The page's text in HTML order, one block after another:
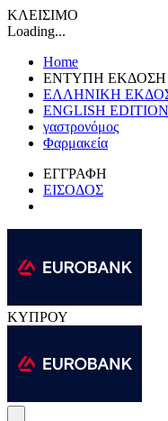
ΚΛΕΙΣΙΜΟ
Loading...
Home
ΕΝΤΥΠΗ ΕΚΔΟΣΗ
ΕΛΛΗΝΙΚΗ
ENGLISH EDITION
γαστρονόμος
Φαρμακεία
ΕΓΓΡΑΦΗ
ΕΙΣΟΔΟΣ
ΚΥΠΡΟΥ